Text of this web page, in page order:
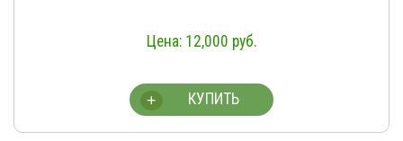
12,000 руб.
КУПИТЬ
+